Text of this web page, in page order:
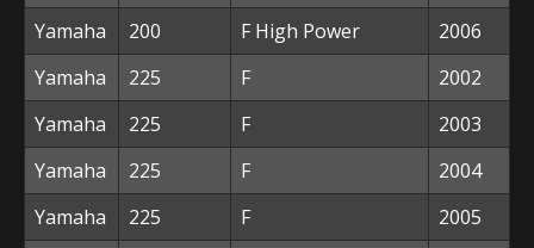
Yamaha
200 F High Power
2006
Yamaha
225 F
2002
Yamaha
225 F
2003
Yamaha
225 F
2004
Yamaha
225 F
2005